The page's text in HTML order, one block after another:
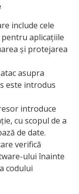
include cele
aplicațiile
și protejarea
asupra
este introdus
introduce
cu scopul de a
de date.
verifică
ului înainte
codului